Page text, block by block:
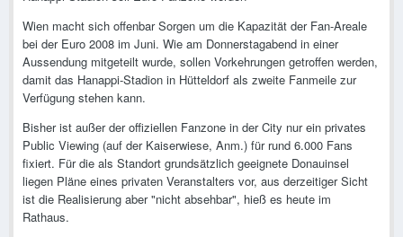
Wien macht sich offenbar Sorgen um die Kapazität der Fan-Areale
bei der Euro 2008 im Juni. Wie am Donnerstagabend in einer
Aussendung mitgeteilt wurde, sollen Vorkehrungen getroffen werden,
damit das Hanappi-Stadion in Hütteldorf als zweite Fanmeile zur
Verfügung stehen kann.
Bisher ist außer der offiziellen Fanzone in der City nur ein privates
Public Viewing (auf der Kaiserwiese, Anm.) für rund 6.000 Fans
fixiert. Für die als Standort grundsätzlich geeignete Donauinsel
liegen Pläne eines privaten Veranstalters vor, aus derzeitiger Sicht
ist die Realisierung aber "nicht absehbar", hieß es heute im
Rathaus.